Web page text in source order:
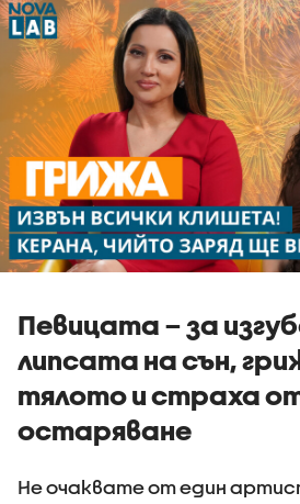
Певицата – за
липсата на сън,
тялото и страха
остаряване
Не очаквате от един